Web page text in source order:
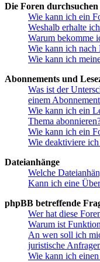
Die Foren durchsuchen
Wie kann ich ein
Weshalb erhalte
Warum bekomme
Wie kann ich nach
Wie kann ich
Abonnements und
Was ist der
einem
Wie kann ich ein
Thema
Wie kann ich ein
Wie deaktiviere
Dateianhänge
Welche
Kann ich eine
phpBB betreffende
Wer hat diese
Warum ist
An wen soll ich
juristische
Wie kann ich